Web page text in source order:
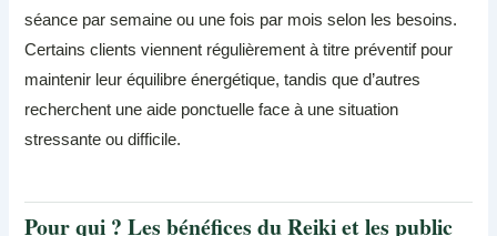
séance par semaine ou une fois par mois selon les besoins.
Certains clients viennent régulièrement à titre préventif pour
maintenir leur équilibre énergétique, tandis que d’autres
recherchent une aide ponctuelle face à une situation
stressante ou difficile.
Pour qui ? Les bénéfices du Reiki et les public